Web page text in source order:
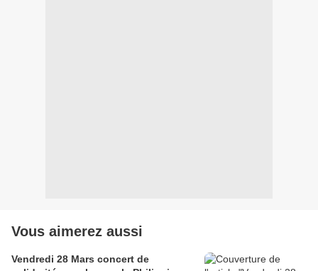
Vous aimerez aussi
Vendredi 28 Mars concert de